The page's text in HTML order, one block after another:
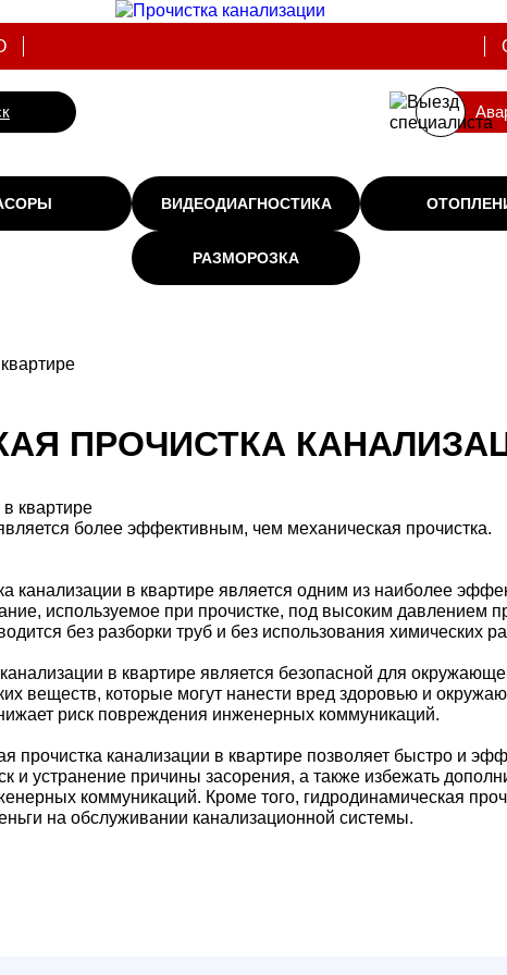
ВИДЕОДИАГНОСТИКА
РАЗМОРОЗКА
ПРОЧИСТКА
более эффективным, чем механическая прочистка.
канализации в квартире является одним из наиболее
используемое при прочистке, под высоким давлением
без разборки труб и без использования химических
в квартире является безопасной для
веществ, которые могут нанести вред здоровью и
риск повреждения инженерных коммуникаций.
прочистка канализации в квартире позволяет быстро и
и устранение причины засорения, а также избежать
коммуникаций. Кроме того, гидродинамическая
на обслуживании канализационной системы.